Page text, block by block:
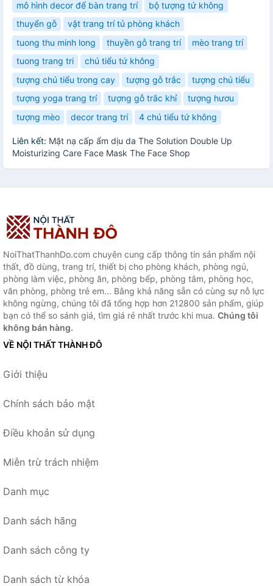
mô hình decor để bàn trang trí
bộ tượng tứ không
thuyển gỗ
vật trang trí tủ phòng khách
tuong thu minh long
thuyền gỗ trang trí
mèo trang trí
tuong trang tri
chú tiểu tứ không
tượng chú tiểu trong cay
tượng gỗ trắc
tượng chú tiểu
tượng yoga trang trí
tượng gỗ trắc khỉ
tượng hươu
tượng mèo
decor trang trí 4 chú tiểu tứ không
Liên kết: Mặt nạ cấp ẩm dịu da The Solution Double Up
Moisturizing Care Face Mask The Face Shop
NoiThatThanhDo.com chuyên cung cấp thông tin sản phẩm nội
thất, đồ dùng, trang trí, thiết bị cho phòng khách, phòng ngủ,
phòng làm việc, phòng ăn, phòng bếp, phòng tắm, phòng học,
văn phòng, phòng trẻ em... Bằng khả năng sẵn có cùng sự nỗ lực
không ngừng, chúng tôi đã tổng hợp hơn 212800 sản phẩm, giúp
bạn có thể so sánh giá, tìm giá rẻ nhất trước khi mua. Chúng tôi
không bán hàng.
VỀ NỘI THẤT THÀNH ĐÔ
Giới thiệu
Chính sách bảo mật
Điều khoản sử dụng
Miễn trừ trách nhiệm
Danh mục
Danh sách hãng
Danh sách công ty
Danh sách từ khóa